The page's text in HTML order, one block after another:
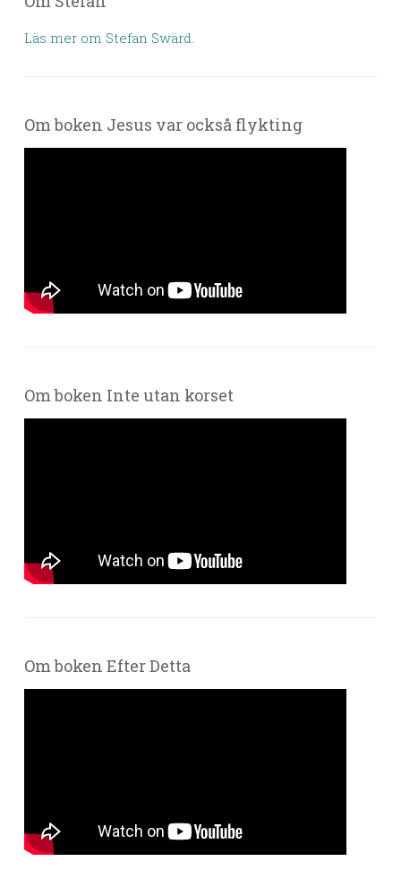
Läs mer om Stefan Swärd.
Om boken Jesus var också flykting
Om boken Inte utan korset
Om boken Efter Detta